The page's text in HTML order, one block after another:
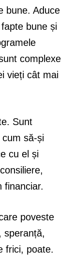
bune. Aduce
bune și
complexe
vieți cât mai
Sunt
să-și
cu el și
financiar.
poveste
speranță,
frici, poate.